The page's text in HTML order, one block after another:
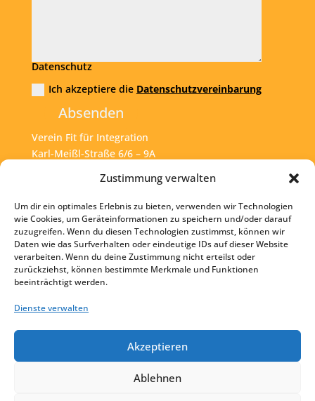
Zustimmung verwalten
Um dir ein optimales Erlebnis zu bieten, verwenden wir Technologien
wie Cookies, um Geräteinformationen zu speichern und/oder darauf
zuzugreifen. Wenn du diesen Technologien zustimmst, können wir
Daten wie das Surfverhalten oder eindeutige IDs auf dieser Website
verarbeiten. Wenn du deine Zustimmung nicht erteilst oder
zurückziehst, können bestimmte Merkmale und Funktionen
beeinträchtigt werden.
Dienste verwalten
Akzeptieren
Ablehnen
Datenschutz
Ich akzeptiere die Datenschutzvereinbarung
Absenden
Verein Fit für Integration
Karl-Meißl-Straße 6/6 – 9A
Tel:+43 1 925 77 46
Mail: office@fit4int.at
Startseite
Kontakt
Impressum